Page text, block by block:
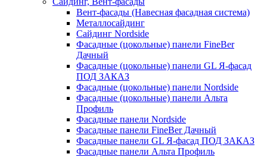
Вент-фасады (Навесная фасадная система)
Металлосайдинг
Сайдинг Nordside
Фасадные (цокольные) панели FineBer
Дачный
Фасадные (цокольные) панели GL Я-фасад
ПОД ЗАКАЗ
Фасадные (цокольные) панели Nordside
Фасадные (цокольные) панели Альта
Профиль
Фасадные панели Nordside
Фасадные панели FineBer Дачный
Фасадные панели GL Я-фасад ПОД ЗАКАЗ
Фасадные панели Альта Профиль